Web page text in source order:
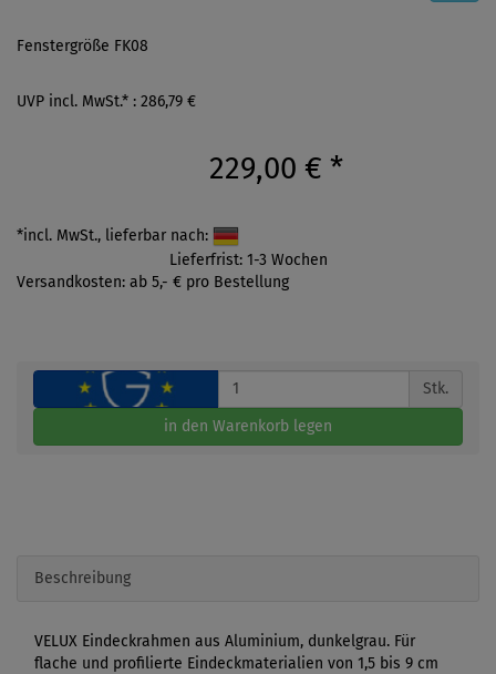
Fenstergröße FK08
UVP incl. MwSt.* : 286,79 €
229,00 € *
*incl. MwSt., lieferbar nach:
Lieferfrist: 1-3 Wochen
Versandkosten: ab 5,- € pro Bestellung
Stk.
in den Warenkorb legen
Beschreibung
VELUX Eindeckrahmen aus Aluminium, dunkelgrau. Für
flache und profilierte Eindeckmaterialien von 1,5 bis 9 cm